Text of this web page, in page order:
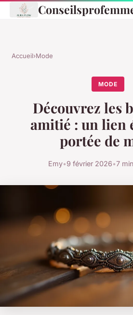
Accueil›Mode
MODE
Découvrez les
amitié : un lien
portée de
Emy•9 février 2026•7